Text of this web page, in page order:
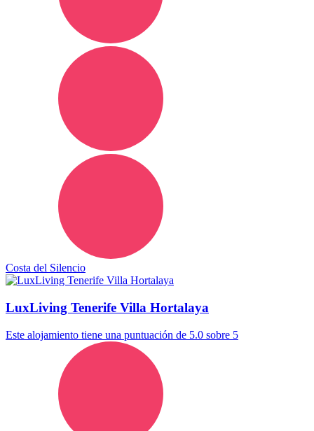
Costa del Silencio
LuxLiving Tenerife Villa Hortalaya
Este alojamiento tiene una puntuación de 5.0 sobre 5